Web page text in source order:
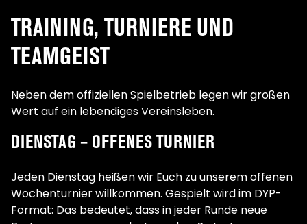
TRAINING, TURNIERE UND
TEAMGEIST
Neben dem offiziellen Spielbetrieb legen wir großen
Wert auf ein lebendiges Vereinsleben.
DIENSTAG – OFFENES TURNIER
Jeden Dienstag heißen wir Euch zu unserem offenen
Wochenturnier willkommen. Gespielt wird im DYP-
Format: Das bedeutet, dass in jeder Runde neue